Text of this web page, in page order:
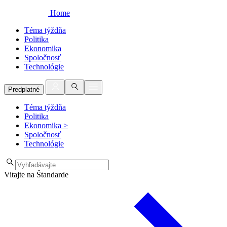
Home
Téma týždňa
Politika
Ekonomika
Spoločnosť
Technológie
Predplatné
Téma týždňa
Politika
Ekonomika >
Spoločnosť
Technológie
Vitajte na Štandarde